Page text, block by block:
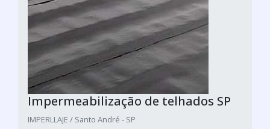
Impermeabilização de telhados SP
IMPERLLAJE / Santo André - SP